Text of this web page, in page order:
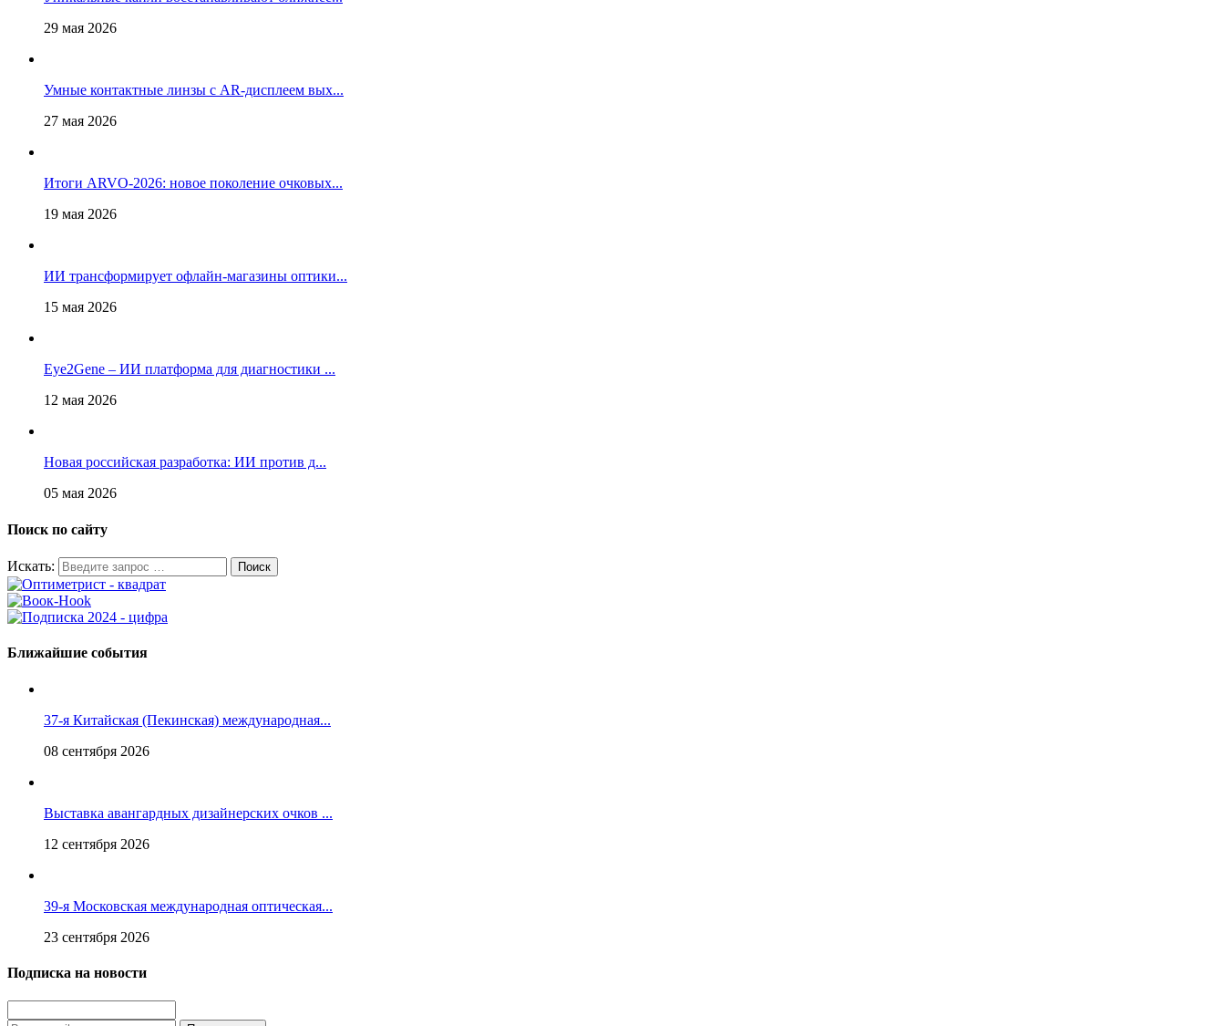
29 мая 2026
Умные контактные линзы с AR-дисплеем вых...
27 мая 2026
Итоги ARVO-2026: новое поколение очковых...
19 мая 2026
ИИ трансформирует офлайн‑магазины оптики...
15 мая 2026
Eye2Gene – ИИ платформа для диагностики ...
12 мая 2026
Новая российская разработка: ИИ против д...
05 мая 2026
Поиск по сайту
Искать:
Ближайшие события
37-я Китайская (Пекинская) международная...
08 сентября 2026
Выставка авангардных дизайнерских очков ...
12 сентября 2026
39-я Московская международная оптическая...
23 сентября 2026
Подписка на новости